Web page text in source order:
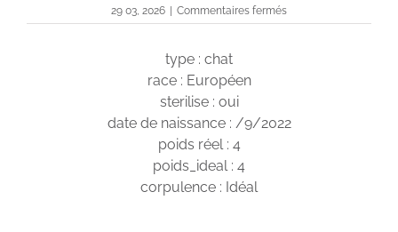
29 03, 2026 Commentaires ferméssur
Lia
type : chat
race : Européen
sterilise : oui
date de naissance : /9/2022
poids réel : 4
poids_ideal : 4
corpulence : Idéal